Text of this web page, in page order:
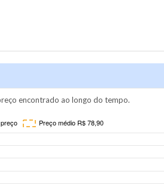
encontrado ao longo do tempo.